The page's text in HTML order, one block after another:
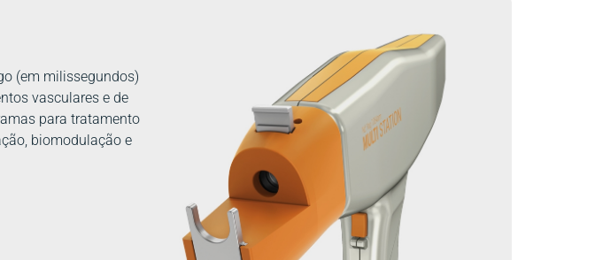
(em milissegundos)
vasculares e de
para tratamento
biomodulação e